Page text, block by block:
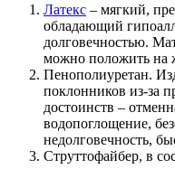
Латекс – мягкий,
обладающий
долговечностью.
можно положить на
Пенополиуретан.
поклонников из-за
достоинств –
водопоглощение,
недолговечность,
Струттофайбер, в